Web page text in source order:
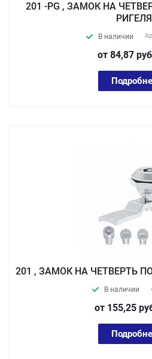
201 -PG , ЗАМОК НА
РИГЕЛЯ
В наличии
от 84,87 руб
201 , ЗАМОК НА ЧЕТВЕРТЬ
В наличии
от 155,25